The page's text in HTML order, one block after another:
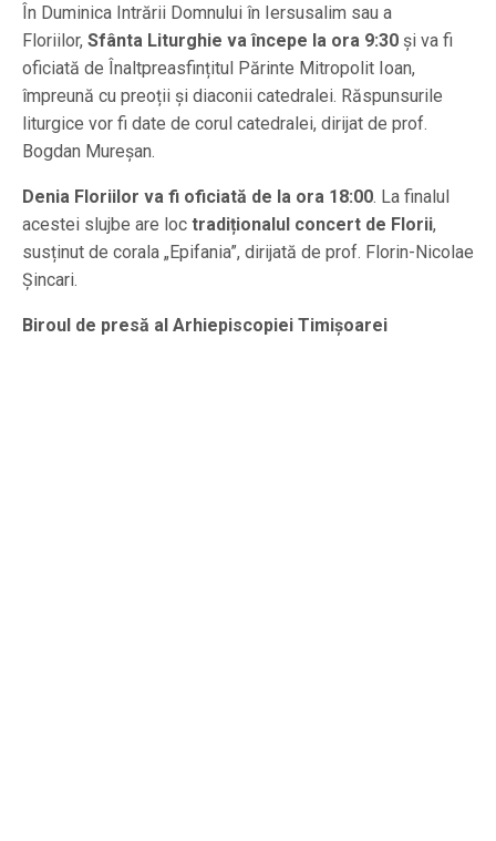
În Duminica Intrării Domnului în Iersusalim sau a
Floriilor, Sfânta Liturghie va începe la ora 9:30 și va fi
oficiată de Înaltpreasfințitul Părinte Mitropolit Ioan,
împreună cu preoții și diaconii catedralei. Răspunsurile
liturgice vor fi date de corul catedralei, dirijat de prof.
Bogdan Mureșan.
Denia Floriilor va fi oficiată de la ora 18:00. La finalul
acestei slujbe are loc tradiționalul concert de Florii,
susținut de corala „Epifania”, dirijată de prof. Florin-Nicolae
Șincari.
Biroul de presă al Arhiepiscopiei Timişoarei